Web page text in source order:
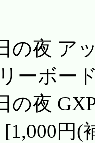
の夜 ア
ーボー
の夜
円